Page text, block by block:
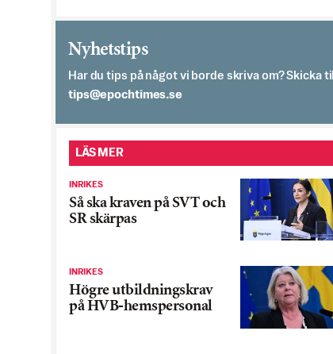
Nyhetstips
Har du tips på något vi borde skriva om? Skicka till
es.semithcope@spit
LÄS MER
INRIKES
Så ska kraven på SVT och
SR skärpas
INRIKES
Högre utbildningskrav
på HVB-hemspersonal